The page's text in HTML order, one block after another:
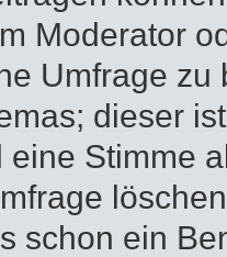
Moderator
Umfrage
dieser
eine Stimme
schon ein